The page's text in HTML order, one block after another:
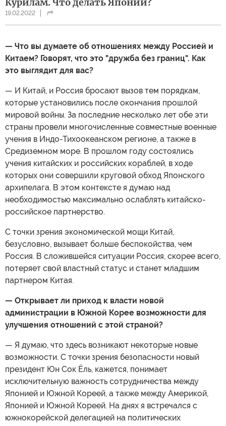
Курилам. Что делать Японии?
19.02.2022
— Что вы думаете об отношениях между Россией и
Китаем? Говорят, что это "дружба без границ". Как
это выглядит для вас?
— И Китай, и Россия бросают вызов тем порядкам,
которые установились после окончания прошлой
мировой войны. За последние несколько лет обе эти
страны провели многочисленные совместные военные
учения в Индо-Тихоокеанском регионе, а также в
Средиземном море. В прошлом году состоялись
учения китайских и российских кораблей, в ходе
которых они совершили круговой обход Японского
архипелага. В этом контексте я думаю над
необходимостью максимально ослаблять китайско-
российское партнерство.
С точки зрения экономической мощи Китай,
безусловно, вызывает больше беспокойства, чем
Россия. В сложившейся ситуации Россия, скорее всего,
потеряет свой властный статус и станет младшим
партнером Китая.
— Открывает ли приход к власти новой
администрации в Южной Корее возможности для
улучшения отношений с этой страной?
— Я думаю, что здесь возникают некоторые новые
возможности. С точки зрения безопасности новый
президент Юн Сок Ёль, кажется, понимает
исключительную важность сотрудничества между
Японией и Южной Кореей, а также между Америкой,
Японией и Южной Кореей. На днях я встречался с
южнокорейской делегацией на политических